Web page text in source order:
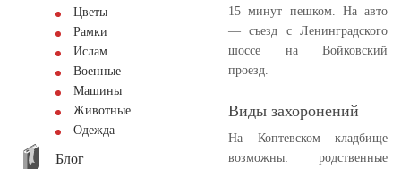
Цветы
Рамки
Ислам
Военные
Машины
Животные
Одежда
Блог
15 минут пешком. На авто
— съезд с Ленинградского
шоссе на Войковский
проезд.
Виды захоронений
На Коптевском кладбище
возможны: родственные